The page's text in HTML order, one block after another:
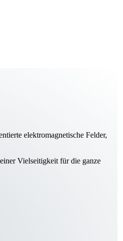
elektro­magnetische Felder,
Vielseitigkeit für die ganze